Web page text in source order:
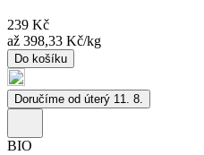
239 Kč
až 398,33 Kč/kg
Do košíku
Doručíme od úterý 11. 8.
BIO